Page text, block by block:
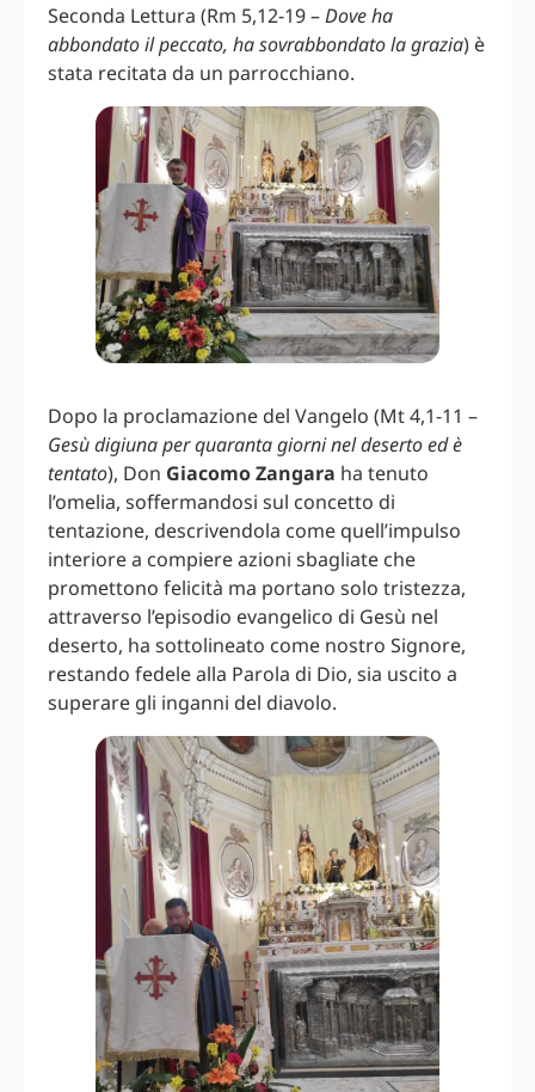
Seconda Lettura (Rm 5,12-19 –Dove ha
abbondato il peccato, ha sovrabbondato la grazia) è
stata recitata da un parrocchiano.
Dopo la proclamazione del Vangelo (Mt 4,1-11 –
Gesù digiuna per quaranta giorni nel deserto ed è
tentato), Don Giacomo Zangara ha tenuto
l’omelia, soffermandosi sul concetto di
tentazione, descrivendola come quell’impulso
interiore a compiere azioni sbagliate che
promettono felicità ma portano solo tristezza,
attraverso l’episodio evangelico di Gesù nel
deserto, ha sottolineato come nostro Signore,
restando fedele alla Parola di Dio, sia uscito a
superare gli inganni del diavolo.